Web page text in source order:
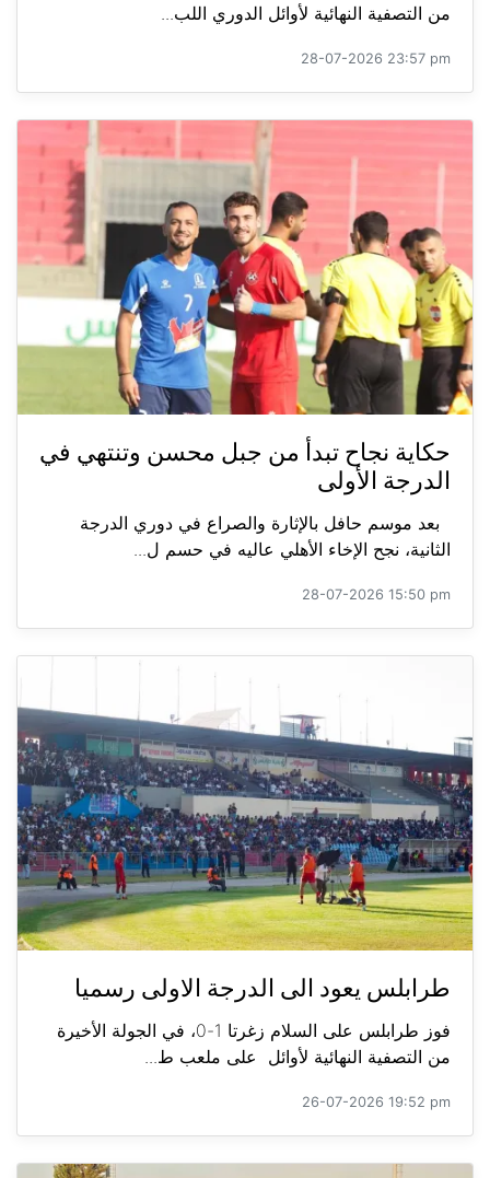
من التصفية النهائية لأوائل الدوري اللب...
28-07-2026 23:57 pm
حكاية نجاح تبدأ من جبل محسن وتنتهي في
الدرجة الأولى
بعد موسم حافل بالإثارة والصراع في دوري الدرجة
الثانية، نجح الإخاء الأهلي عاليه في حسم ل...
28-07-2026 15:50 pm
طرابلس يعود الى الدرجة الاولى رسميا
فوز طرابلس على السلام زغرتا 1-0، في الجولة الأخيرة
من التصفية النهائية لأوائل على ملعب ط...
26-07-2026 19:52 pm